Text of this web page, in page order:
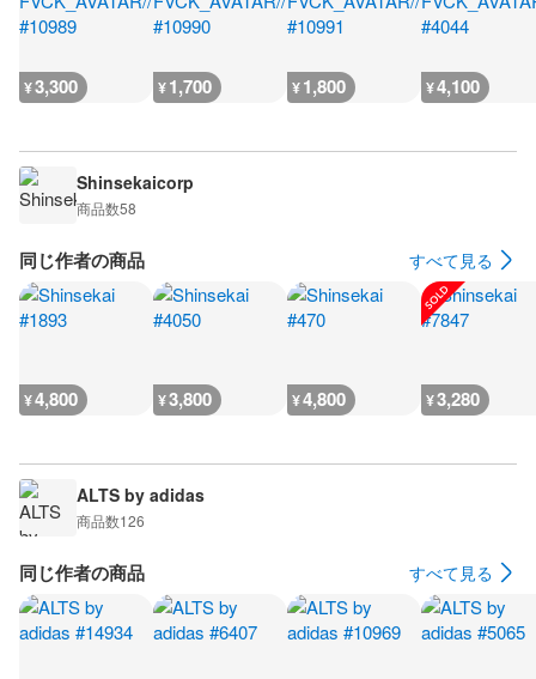
¥3,300 ¥1,700 ¥1,800 ¥4,100
Shinsekaicorp
商品数58
同じ作者の商品 すべて見る
¥4,800 ¥3,800 ¥4,800 ¥3,280
ALTS by adidas
商品数126
同じ作者の商品 すべて見る